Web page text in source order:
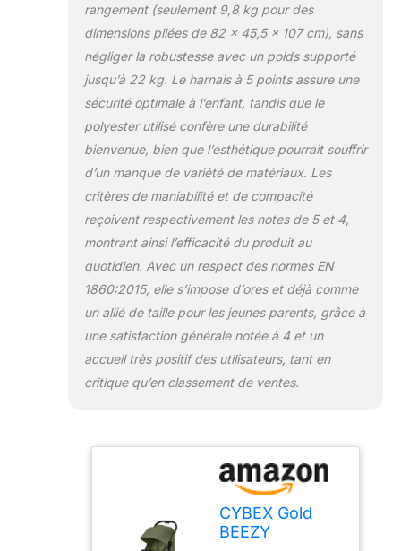
rangement (seulement 9,8 kg pour des
dimensions pliées de 82 x 45,5 x 107 cm), sans
négliger la robustesse avec un poids supporté
jusqu’à 22 kg. Le harnais à 5 points assure une
sécurité optimale à l’enfant, tandis que le
polyester utilisé confère une durabilité
bienvenue, bien que l’esthétique pourrait souffrir
d’un manque de variété de matériaux. Les
critères de maniabilité et de compacité
reçoivent respectivement les notes de 5 et 4,
montrant ainsi l’efficacité du produit au
quotidien. Avec un respect des normes EN
1860:2015, elle s’impose d’ores et déjà comme
un allié de taille pour les jeunes parents, grâce à
une satisfaction générale notée à 4 et un
accueil très positif des utilisateurs, tant en
critique qu’en classement de ventes.
CYBEX Gold
BEEZY